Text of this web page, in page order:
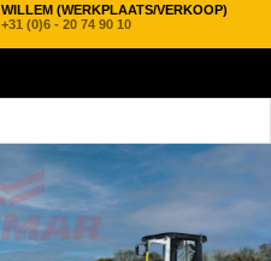
WILLEM (WERKPLAATS/VERKOOP)
+31 (0)6 - 20 74 90 10